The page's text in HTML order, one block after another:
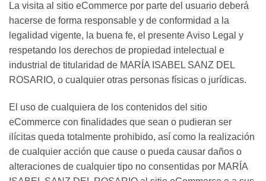
La visita al sitio eCommerce por parte del usuario deberá
hacerse de forma responsable y de conformidad a la
legalidad vigente, la buena fe, el presente Aviso Legal y
respetando los derechos de propiedad intelectual e
industrial de titularidad de MARÍA ISABEL SANZ DEL
ROSARIO, o cualquier otras personas físicas o jurídicas.
El uso de cualquiera de los contenidos del sitio
eCommerce con ﬁnalidades que sean o pudieran ser
ilícitas queda totalmente prohibido, así como la realización
de cualquier acción que cause o pueda causar daños o
alteraciones de cualquier tipo no consentidas por MARÍA